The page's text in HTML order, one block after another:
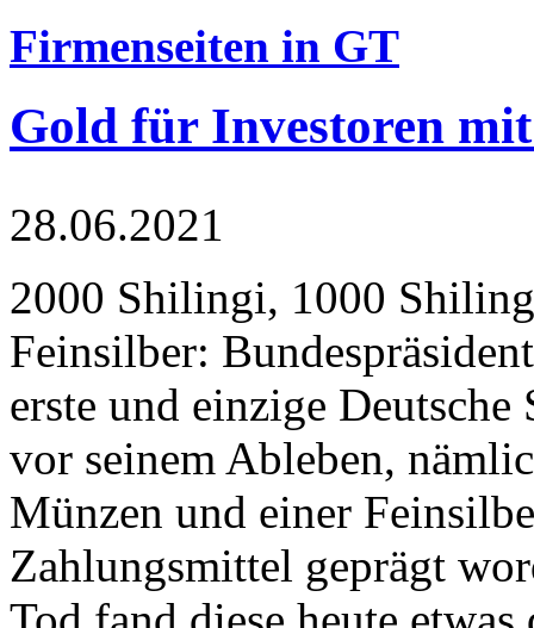
Firmenseiten in GT
Gold für Investoren
28.06.2021
2000 Shilingi, 1000
Feinsilber:
erste und einzige Deutsche
vor seinem Ableben,
Münzen und einer
Zahlungsmittel geprägt